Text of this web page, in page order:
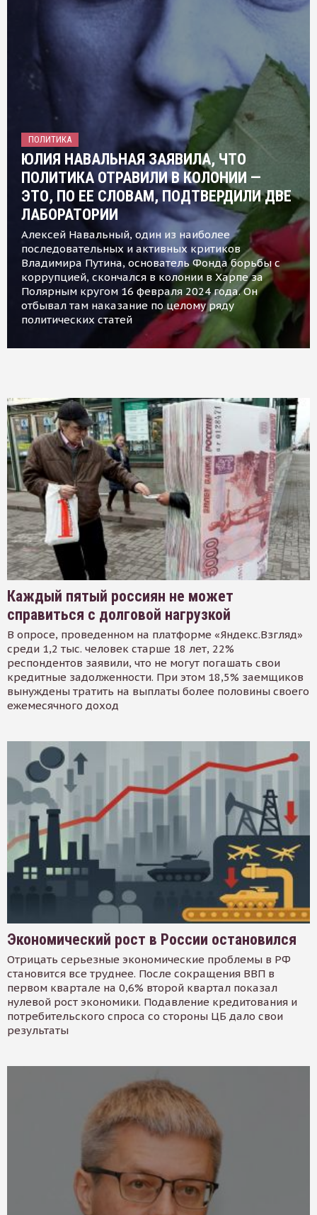
ПОЛИТИКА
ЮЛИЯ НАВАЛЬНАЯ ЗАЯВИЛА, ЧТО
ПОЛИТИКА ОТРАВИЛИ В КОЛОНИИ —
ЭТО, ПО ЕЕ СЛОВАМ, ПОДТВЕРДИЛИ ДВЕ
ЛАБОРАТОРИИ
Алексей Навальный, один из наиболее
последовательных и активных критиков
Владимира Путина, основатель Фонда борьбы с
коррупцией, скончался в колонии в Харпе за
Полярным кругом 16 февраля 2024 года. Он
отбывал там наказание по целому ряду
политических статей
Каждый пятый россиян не может
справиться с долговой нагрузкой
В опросе, проведенном на платформе «Яндекс.Взгляд»
среди 1,2 тыс. человек старше 18 лет, 22%
респондентов заявили, что не могут погашать свои
кредитные задолженности. При этом 18,5% заемщиков
вынуждены тратить на выплаты более половины своего
ежемесячного доход
Экономический рост в России остановился
Отрицать серьезные экономические проблемы в РФ
становится все труднее. После сокращения ВВП в
первом квартале на 0,6% второй квартал показал
нулевой рост экономики. Подавление кредитования и
потребительского спроса со стороны ЦБ дало свои
результаты